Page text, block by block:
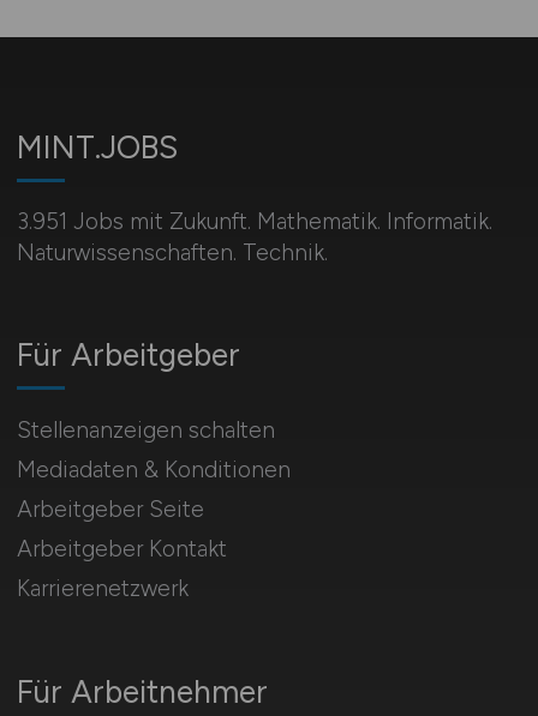
MINT.JOBS
3.951 Jobs mit Zukunft. Mathematik. Informatik.
Naturwissenschaften. Technik.
Für Arbeitnehmer
Für Arbeitgeber
Stellenanzeigen schalten
Mediadaten & Konditionen
Arbeitgeber Seite
Arbeitgeber Kontakt
Karrierenetzwerk